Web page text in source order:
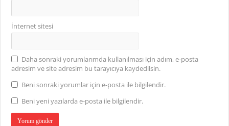
İnternet sitesi
Daha sonraki yorumlarımda kullanılması için adım, e-posta
adresim ve site adresim bu tarayıcıya kaydedilsin.
Beni sonraki yorumlar için e-posta ile bilgilendir.
Beni yeni yazılarda e-posta ile bilgilendir.